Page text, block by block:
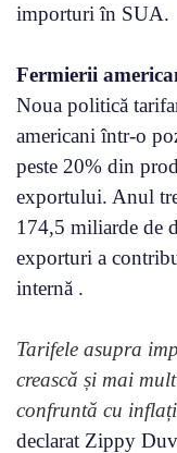
importuri în SUA.
Fermierii
Noua politică
americani într-o
peste 20% din
exportului. Anul
174,5 miliarde de
exporturi a
internă .
Tarifele asupra
crească și mai
confruntă cu
declarat Zippy